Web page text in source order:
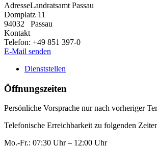
AdresseLandratsamt Passau
Domplatz 11
94032
Passau
Kontakt
Telefon: +49 851 397-0
E-Mail senden
Dienststellen
Öffnungszeiten
Persönliche Vorsprache nur nach vorheriger
Telefonische Erreichbarkeit zu folgenden
Mo.-Fr.: 07:30 Uhr – 12:00 Uhr